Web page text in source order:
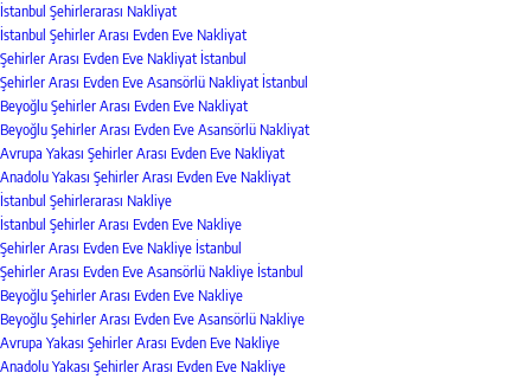
İstanbul Şehirlerarası Nakliyat
İstanbul Şehirler Arası Evden Eve Nakliyat
Şehirler Arası Evden Eve Nakliyat İstanbul
Şehirler Arası Evden Eve Asansörlü Nakliyat İstanbul
Beyoğlu Şehirler Arası Evden Eve Nakliyat
Beyoğlu Şehirler Arası Evden Eve Asansörlü Nakliyat
Avrupa Yakası Şehirler Arası Evden Eve Nakliyat
Anadolu Yakası Şehirler Arası Evden Eve Nakliyat
İstanbul Şehirlerarası Nakliye
İstanbul Şehirler Arası Evden Eve Nakliye
Şehirler Arası Evden Eve Nakliye İstanbul
Şehirler Arası Evden Eve Asansörlü Nakliye İstanbul
Beyoğlu Şehirler Arası Evden Eve Nakliye
Beyoğlu Şehirler Arası Evden Eve Asansörlü Nakliye
Avrupa Yakası Şehirler Arası Evden Eve Nakliye
Anadolu Yakası Şehirler Arası Evden Eve Nakliye